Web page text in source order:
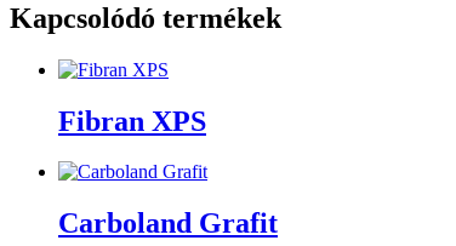
Kapcsolódó termékek
Fibran XPS
Carboland Grafit